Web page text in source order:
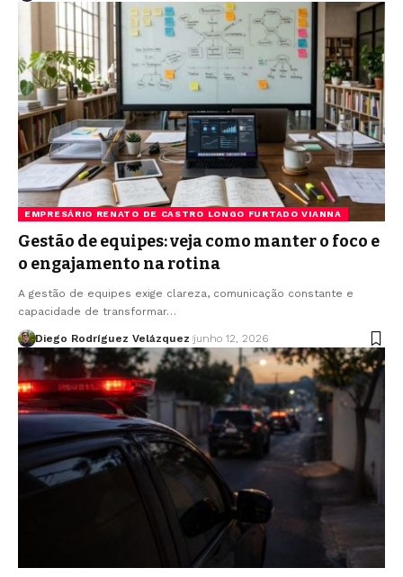
EMPRESÁRIO RENATO DE CASTRO LONGO FURTADO VIANNA
Gestão de equipes: veja como manter o foco e
o engajamento na rotina
A gestão de equipes exige clareza, comunicação constante e
capacidade de transformar…
Diego Rodríguez Velázquez junho 12, 2026